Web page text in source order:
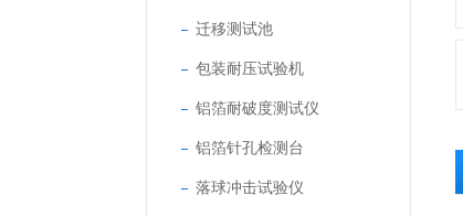
迁移测试池
包装耐压试验机
铝箔耐破度测试仪
铝箔针孔检测台
落球冲击试验仪